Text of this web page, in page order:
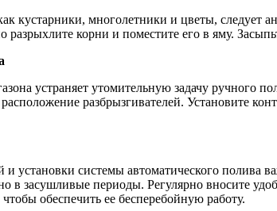
кустарники, многолетники и цветы,
разрыхлите корни и поместите его в яму.
устраняет утомительную задачу
разбрызгивателей. Установите
и установки системы автоматического
в засушливые периоды. Регулярно вносите
обеспечить ее бесперебойную работу.